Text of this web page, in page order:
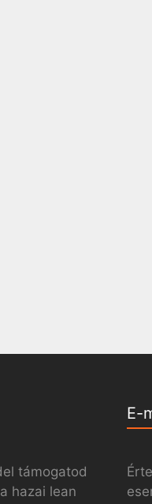
támogatod
hazai lean
E-